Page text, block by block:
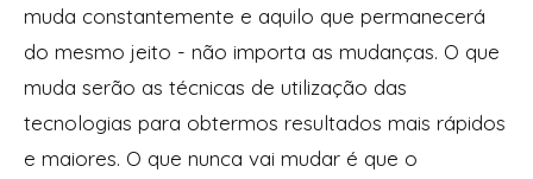
muda constantemente e aquilo que permanecerá
do mesmo jeito - não importa as mudanças. O que
muda serão as técnicas de utilização das
tecnologias para obtermos resultados mais rápidos
e maiores. O que nunca vai mudar é que o